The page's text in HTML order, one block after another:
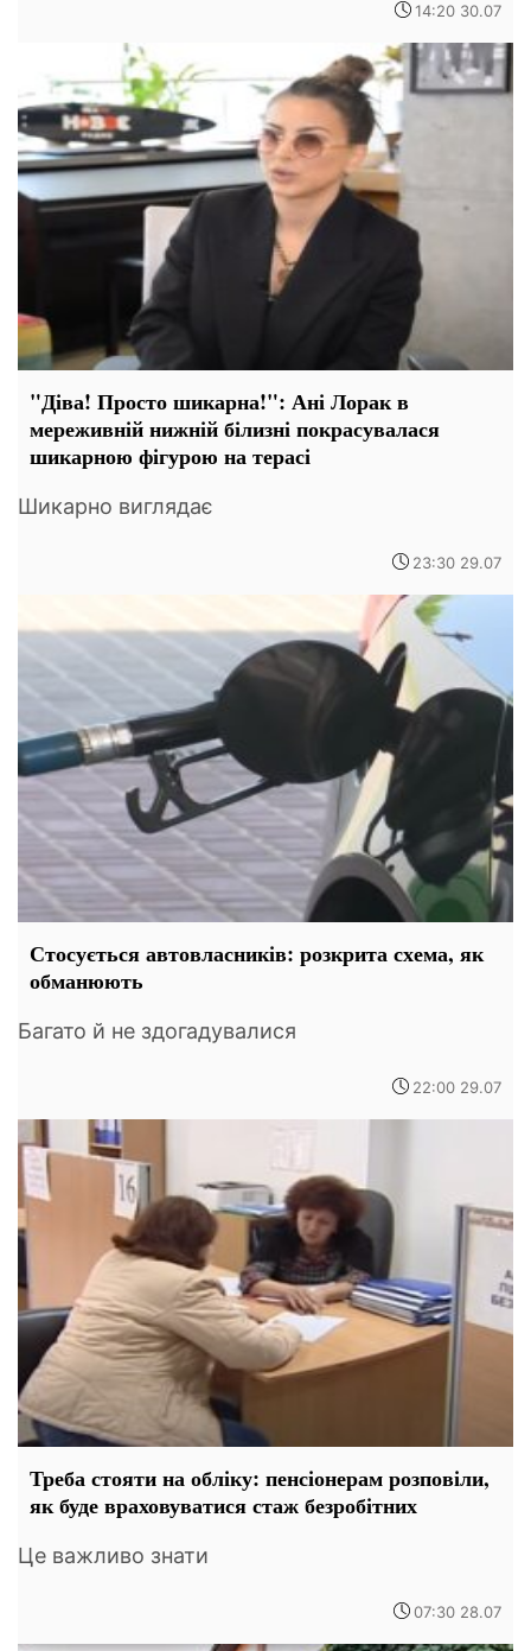
14:20 30.07
"Діва! Просто шикарна!": Ані Лорак в
мереживній нижній білизні покрасувалася
шикарною фігурою на терасі
Шикарно виглядає
23:30 29.07
Стосується автовласників: розкрита схема, як
обманюють
Багато й не здогадувалися
22:00 29.07
Треба стояти на обліку: пенсіонерам розповіли,
як буде враховуватися стаж безробітних
Це важливо знати
07:30 28.07